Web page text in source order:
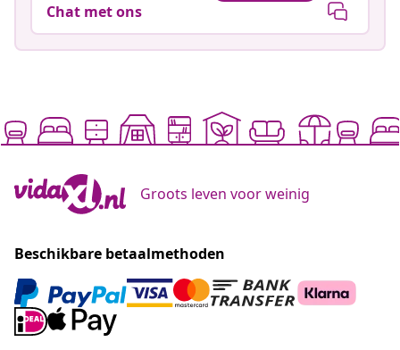
Chat met ons
Groots leven voor weinig
Beschikbare betaalmethoden